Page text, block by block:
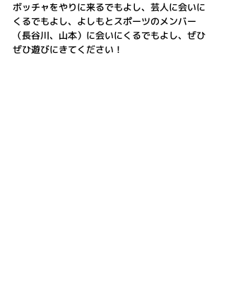
ボッチャをやりに来るでもよし、芸人に会いに
くるでもよし、よしもとスポーツのメンバー
（長谷川、山本）に会いにくるでもよし、ぜひ
ぜひ遊びにきてください！